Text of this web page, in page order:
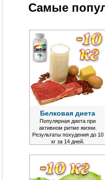
Самые
Белковая диета
Популярная диета при
активном ритме жизни.
Результаты похудения до 10
кг за 14 дней.